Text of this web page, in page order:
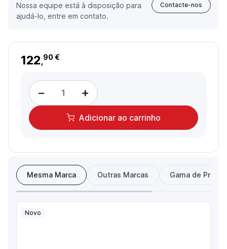
Nossa equipe está à disposição para
ajudá-lo, entre em contato.
Contacte-nos
122,90 €
− +
Adicionar ao carrinho
Mesma Marca Outras Marcas Gama de Preço
Novo